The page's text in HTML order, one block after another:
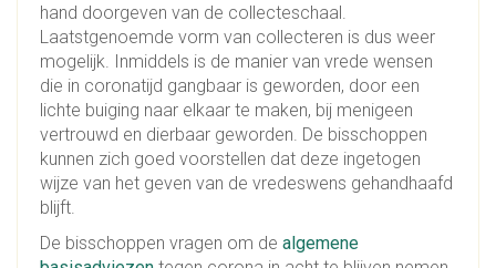
hand doorgeven van de collecteschaal.
Laatstgenoemde vorm van collecteren is dus weer
mogelijk. Inmiddels is de manier van vrede wensen
die in coronatijd gangbaar is geworden, door een
lichte buiging naar elkaar te maken, bij menigeen
vertrouwd en dierbaar geworden. De bisschoppen
kunnen zich goed voorstellen dat deze ingetogen
wijze van het geven van de vredeswens gehandhaafd
blijft.
De bisschoppen vragen om de algemene